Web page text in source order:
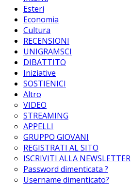
Esteri
Economia
Cultura
RECENSIONI
UNIGRAMSCI
DIBATTITO
Iniziative
SOSTIENICI
Altro
VIDEO
STREAMING
APPELLI
GRUPPO GIOVANI
REGISTRATI AL SITO
ISCRIVITI ALLA NEWSLETTER
Password dimenticata ?
Username dimenticato?